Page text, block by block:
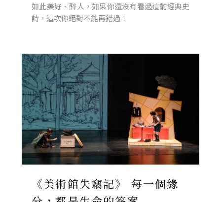
如此美好、醉人，如果你還沒有看過這齣經典史
詩，這次你絕對不能再錯過！
《美術館失竊記》 每一個緣